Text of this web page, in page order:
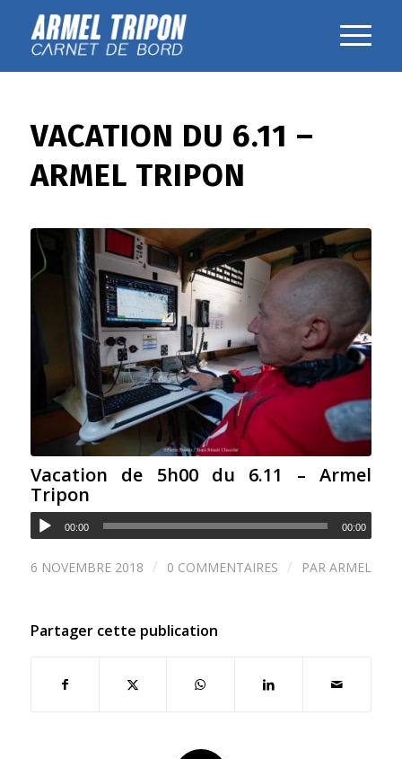
VACATION DU 6.11 –
ARMEL TRIPON
Vacation de 5h00 du 6.11 – Armel
Tripon
00:00 00:00
6 NOVEMBRE 2018 / 0 COMMENTAIRES / PAR ARMEL
Partager cette publication